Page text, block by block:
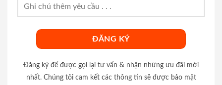
Đăng ký để được gọi lại tư vấn & nhận những ưu đãi mới
nhất. Chúng tôi cam kết các thông tin sẽ được bảo mật